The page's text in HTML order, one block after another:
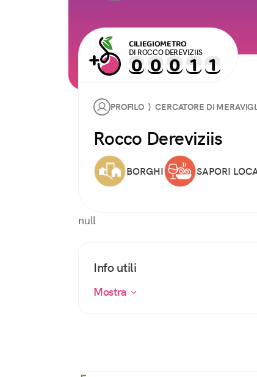
CILIEGIOMETRO
DI ROCCO DEREVIZIIS
PROFILO } CERCATORE DI
Rocco Dereviziis
BORGHI SAPORI
null
Info utili
Mostra